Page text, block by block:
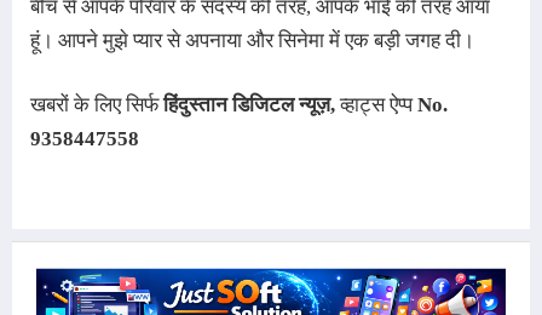
बीच से आपके परिवार के सदस्य की तरह, आपके भाई की तरह आया
हूं। आपने मुझे प्यार से अपनाया और सिनेमा में एक बड़ी जगह दी।
खबरों के लिए सिर्फ हिंदुस्तान डिजिटल न्यूज़,व्हाट्स ऐप्प No.
9358447558